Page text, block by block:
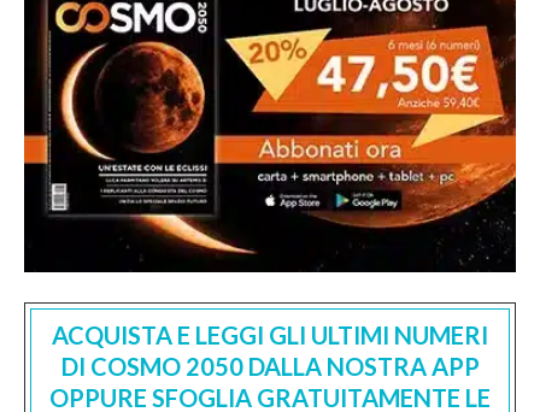
ACQUISTA E LEGGI GLI ULTIMI NUMERI
DI COSMO 2050 DALLA NOSTRA APP
OPPURE SFOGLIA GRATUITAMENTE LE